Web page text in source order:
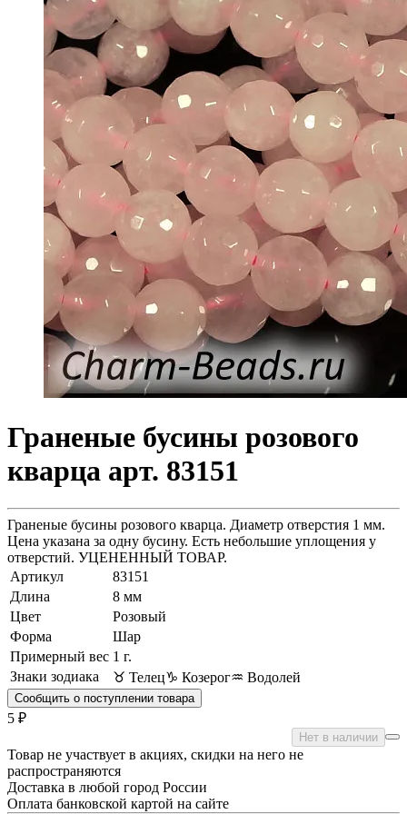
Граненые бусины розового
кварца арт. 83151
Граненые бусины розового кварца. Диаметр отверстия 1 мм.
Цена указана за одну бусину. Есть небольшие уплощения у
отверстий. УЦЕНЕННЫЙ ТОВАР.
Артикул
83151
Длина
8 мм
Цвет
Розовый
Форма
Шар
Примерный вес 1 г.
Знаки зодиака
♉ Телец♑ Козерог♒ Водолей
Сообщить о поступлении товара
5 ₽
Нет в наличии
Товар не участвует в акциях, скидки на него не
распространяются
Доставка в любой город России
Оплата банковской картой на сайте